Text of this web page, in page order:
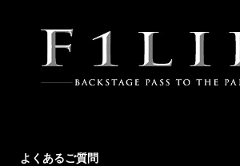
よくあるご質問